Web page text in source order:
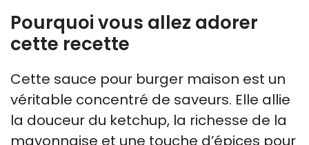
Pourquoi vous allez adorer
cette recette
Cette sauce pour burger maison est un
véritable concentré de saveurs. Elle allie
la douceur du ketchup, la richesse de la
mayonnaise et une touche d’épices pour